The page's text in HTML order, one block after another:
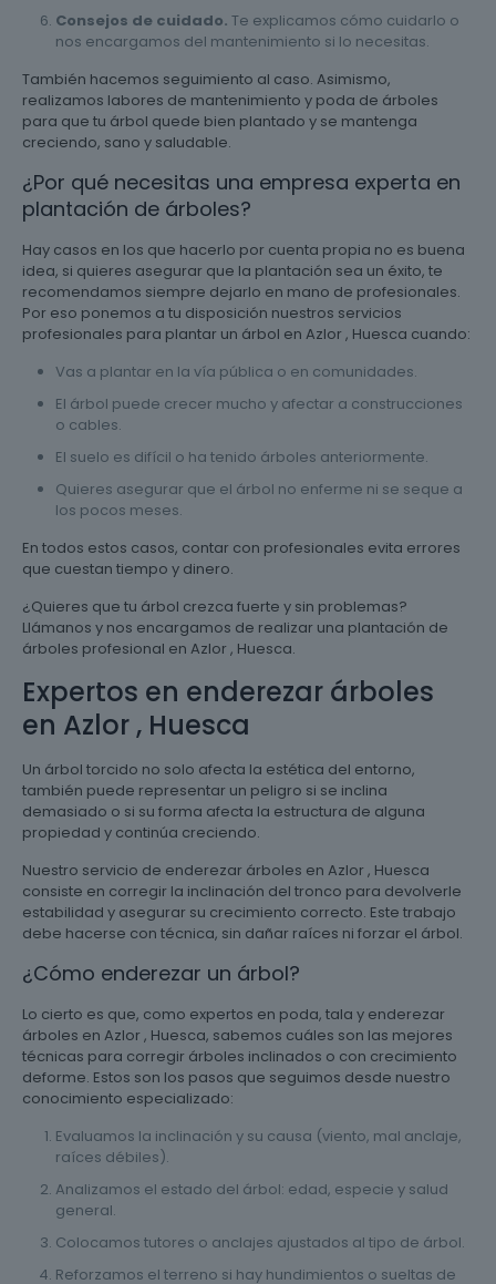
Consejos de cuidado. Te explicamos cómo cuidarlo o
nos encargamos del mantenimiento si lo necesitas.
También hacemos seguimiento al caso. Asimismo,
realizamos labores de mantenimiento y poda de árboles
para que tu árbol quede bien plantado y se mantenga
creciendo, sano y saludable.
¿Por qué necesitas una empresa experta en
plantación de árboles?
Hay casos en los que hacerlo por cuenta propia no es buena
idea, si quieres asegurar que la plantación sea un éxito, te
recomendamos siempre dejarlo en mano de profesionales.
Por eso ponemos a tu disposición nuestros servicios
profesionales para plantar un árbol en Azlor , Huesca cuando:
Vas a plantar en la vía pública o en comunidades.
El árbol puede crecer mucho y afectar a construcciones
o cables.
El suelo es difícil o ha tenido árboles anteriormente.
Quieres asegurar que el árbol no enferme ni se seque a
los pocos meses.
En todos estos casos, contar con profesionales evita errores
que cuestan tiempo y dinero.
¿Quieres que tu árbol crezca fuerte y sin problemas?
Llámanos y nos encargamos de realizar una plantación de
árboles profesional en Azlor , Huesca.
Expertos en enderezar árboles
en Azlor , Huesca
Un árbol torcido no solo afecta la estética del entorno,
también puede representar un peligro si se inclina
demasiado o si su forma afecta la estructura de alguna
propiedad y continúa creciendo.
Nuestro servicio de enderezar árboles en Azlor , Huesca
consiste en corregir la inclinación del tronco para devolverle
estabilidad y asegurar su crecimiento correcto. Este trabajo
debe hacerse con técnica, sin dañar raíces ni forzar el árbol.
¿Cómo enderezar un árbol?
Lo cierto es que, como expertos en poda, tala y enderezar
árboles en Azlor , Huesca, sabemos cuáles son las mejores
técnicas para corregir árboles inclinados o con crecimiento
deforme. Estos son los pasos que seguimos desde nuestro
conocimiento especializado:
Evaluamos la inclinación y su causa (viento, mal anclaje,
raíces débiles).
Analizamos el estado del árbol: edad, especie y salud
general.
Colocamos tutores o anclajes ajustados al tipo de árbol.
Reforzamos el terreno si hay hundimientos o sueltas de